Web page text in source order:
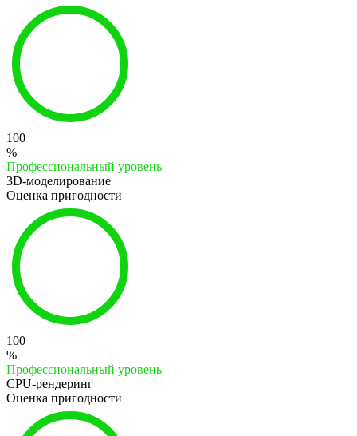
100
%
Профессиональный уровень
3D-моделирование
Оценка пригодности
100
%
Профессиональный уровень
CPU-рендеринг
Оценка пригодности